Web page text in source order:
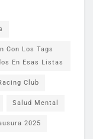
Con Los Tags
En Esas Listas
Club
Salud Mental
2025